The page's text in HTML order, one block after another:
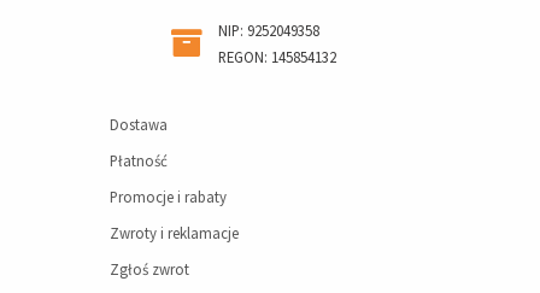
NIP: 9252049358
REGON: 145854132
Dostawa
Płatność
Promocje i rabaty
Zwroty i reklamacje
Zgłoś zwrot